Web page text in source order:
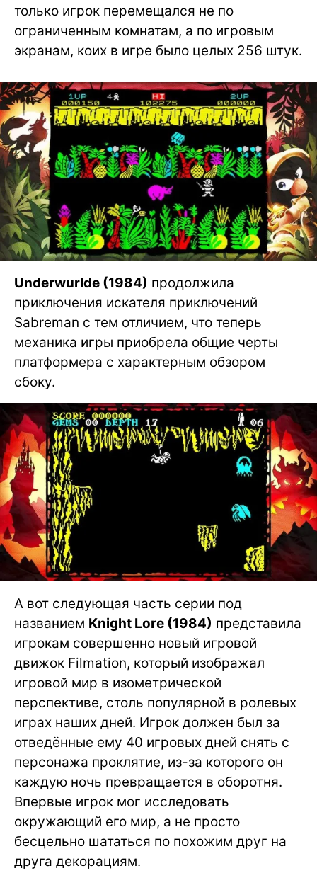
только игрок перемещался не по
ограниченным комнатам, а по игровым
экранам, коих в игре было целых 256 штук.
Underwurlde (1984) продолжила
приключения искателя приключений
Sabreman с тем отличием, что теперь
механика игры приобрела общие черты
платформера с характерным обзором
сбоку.
А вот следующая часть серии под
названием Knight Lore (1984) представила
игрокам совершенно новый игровой
движок Filmation, который изображал
игровой мир в изометрической
перспективе, столь популярной в ролевых
играх наших дней. Игрок должен был за
отведённые ему 40 игровых дней снять с
персонажа проклятие, из-за которого он
каждую ночь превращается в оборотня.
Впервые игрок мог исследовать
окружающий его мир, а не просто
бесцельно шататься по похожим друг на
друга декорациям.